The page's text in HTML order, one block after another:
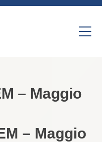
– Maggio
– Maggio